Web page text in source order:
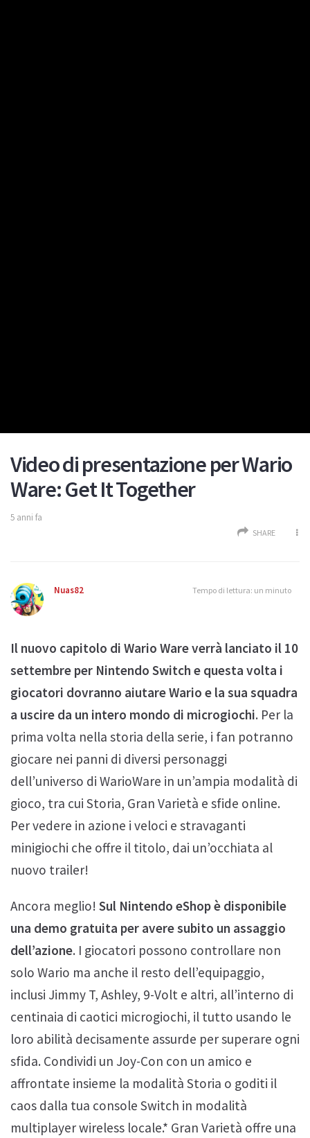
Video di presentazione per Wario
Ware: Get It Together
5 anni fa
SHARE
Nuas82 Tempo di lettura: un minuto
Il nuovo capitolo di Wario Ware verrà lanciato il 10
settembre per Nintendo Switch e questa volta i
giocatori dovranno aiutare Wario e la sua squadra
a uscire da un intero mondo di microgiochi. Per la
prima volta nella storia della serie, i fan potranno
giocare nei panni di diversi personaggi
dell’universo di WarioWare in un’ampia modalità di
gioco, tra cui Storia, Gran Varietà e sfide online.
Per vedere in azione i veloci e stravaganti
minigiochi che offre il titolo, dai un’occhiata al
nuovo trailer!
Ancora meglio! Sul Nintendo eShop è disponibile
una demo gratuita per avere subito un assaggio
dell’azione. I giocatori possono controllare non
solo Wario ma anche il resto dell’equipaggio,
inclusi Jimmy T, Ashley, 9-Volt e altri, all’interno di
centinaia di caotici microgiochi, il tutto usando le
loro abilità decisamente assurde per superare ogni
sfida. Condividi un Joy-Con con un amico e
affrontate insieme la modalità Storia o goditi il
caos dalla tua console Switch in modalità
multiplayer wireless locale.* Gran Varietà offre una